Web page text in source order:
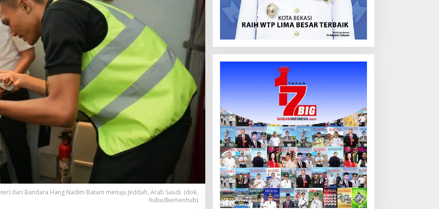
dari Bandara Hang Nadim Batam menuju Jeddah, Arab Saudi. (dok.
hubudkemenhub)